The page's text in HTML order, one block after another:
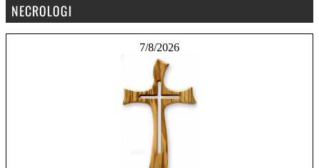
NECROLOGI
7/8/2026